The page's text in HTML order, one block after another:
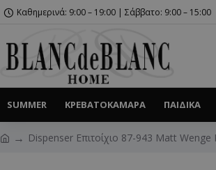
Καθημερινά: 9:00 – 19:00 | Σάββατο: 9:00 – 15:00
SUMMER ΚΡΕΒΑΤΟΚΆΜΑΡΑ ΠΑΙΔΙΚΆ
Dispenser Επιτοίχιο 87-943 Matt